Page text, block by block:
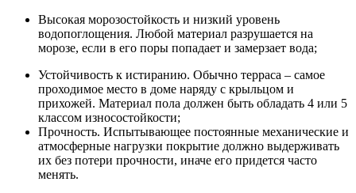
Высокая морозостойкость и низкий уровень
водопоглощения. Любой материал разрушается на
морозе, если в его поры попадает и замерзает вода;
Устойчивость к истиранию. Обычно терраса – самое
проходимое место в доме наряду с крыльцом и
прихожей. Материал пола должен быть обладать 4 или 5
классом износостойкости;
Прочность. Испытывающее постоянные механические и
атмосферные нагрузки покрытие должно выдерживать
их без потери прочности, иначе его придется часто
менять.